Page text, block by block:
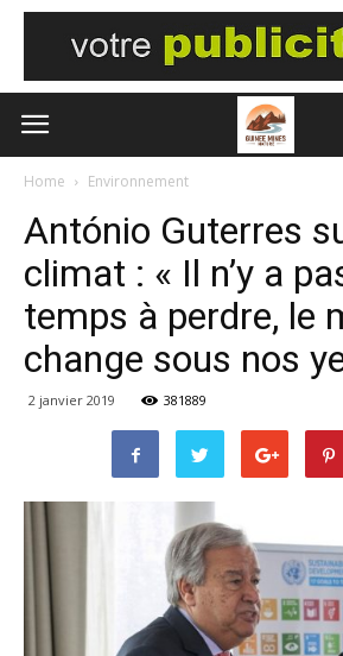
Home Environnement
António Guterres
climat : « Il n’y a
temps à perdre, le
change sous nos
2 janvier 2019 381889